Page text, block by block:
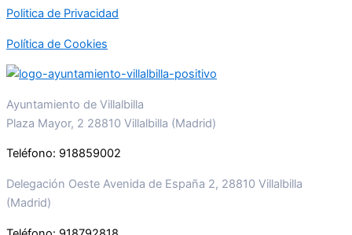
Politica de Privacidad
Política de Cookies
Ayuntamiento de Villalbilla
Plaza Mayor, 2 28810 Villalbilla (Madrid)
Teléfono: 918859002
Delegación Oeste Avenida de España 2, 28810 Villalbilla
(Madrid)